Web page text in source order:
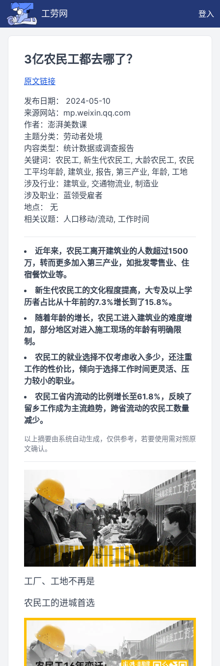
工劳网 登入
3亿农民工都去哪了？
原文链接
发布日期： 2024-05-10
来源网站： mp.weixin.qq.com
作者： 澎湃美数课
主题分类： 劳动者处境
内容类型： 统计数据或调查报告
关键词： 农民工, 新生代农民工, 大龄农民工, 农民
工平均年龄, 建筑业, 报告, 第三产业, 年龄, 工地
涉及行业： 建筑业, 交通物流业, 制造业
涉及职业： 蓝领受雇者
地点： 无
相关议题： 人口移动/流动, 工作时间
近年来，农民工离开建筑业的人数超过1500
万，转而更多加入第三产业，如批发零售业、住
宿餐饮业等。
新生代农民工的文化程度提高，大专及以上学
历者占比从十年前的7.3%增长到了15.8%。
随着年龄的增长，农民工进入建筑业的难度增
加，部分地区对进入施工现场的年龄有明确限
制。
农民工的就业选择不仅考虑收入多少，还注重
工作的性价比，倾向于选择工作时间更灵活、压
力较小的职业。
农民工省内流动的比例增长至61.8%，反映了
留乡工作成为主流趋势，跨省流动的农民工数量
减少。
以上摘要由系统自动生成，仅供参考，若要使用需对照原
文确认。
工厂、工地不再是
农民工的进城首选